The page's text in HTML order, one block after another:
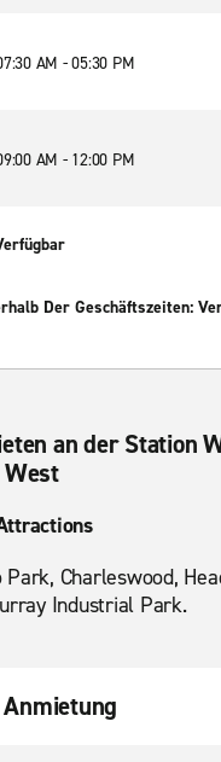
AM - 05:30 PM
AM - 12:00 PM
Der Geschäftszeiten:
an der Station
Charleswood,
Industrial Park.